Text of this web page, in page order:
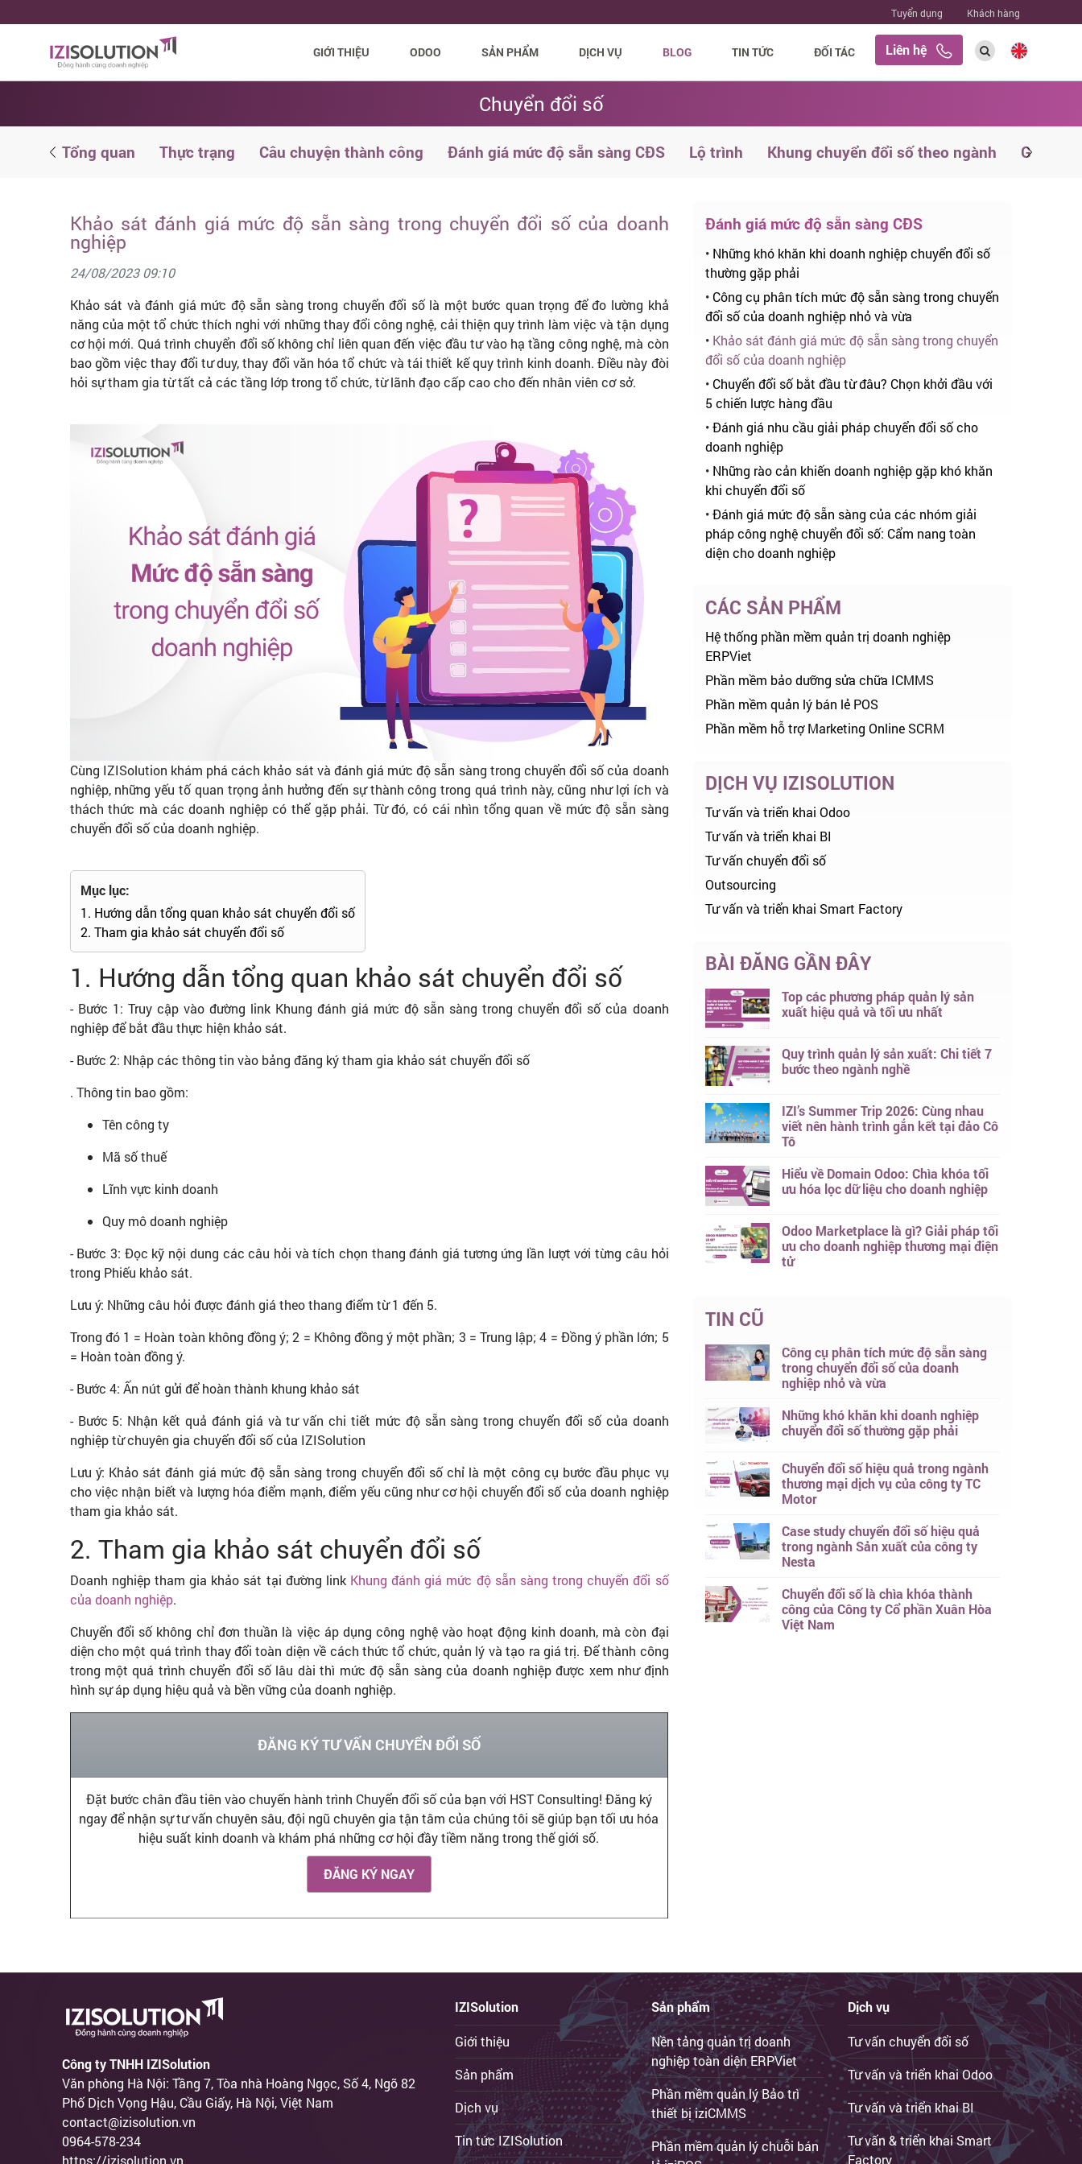
Tuyển dụng Khách hàng
GIỚI THIỆU ODOO SẢN PHẨM DỊCH VỤ BLOG TIN TỨC ĐỐI TÁC Liên hệ
Chuyển đổi số
Tổng quan Thực trạng Câu chuyện thành công Đánh giá mức độ sẵn sàng CĐS Lộ trình Khung chuyển đổi số theo ngành Giải
Khảo sát đánh giá mức độ sẵn sàng trong chuyển đổi số của doanh
nghiệp
24/08/2023 09:10
Khảo sát và đánh giá mức độ sẵn sàng trong chuyển đổi số là một bước quan trọng để đo lường khả
năng của một tổ chức thích nghi với những thay đổi công nghệ, cải thiện quy trình làm việc và tận dụng
cơ hội mới. Quá trình chuyển đổi số không chỉ liên quan đến việc đầu tư vào hạ tầng công nghệ, mà còn
bao gồm việc thay đổi tư duy, thay đổi văn hóa tổ chức và tái thiết kế quy trình kinh doanh. Điều này đòi
hỏi sự tham gia từ tất cả các tầng lớp trong tổ chức, từ lãnh đạo cấp cao cho đến nhân viên cơ sở.
Cùng IZISolution khám phá cách khảo sát và đánh giá mức độ sẵn sàng trong chuyển đổi số của doanh
nghiệp, những yếu tố quan trọng ảnh hưởng đến sự thành công trong quá trình này, cũng như lợi ích và
thách thức mà các doanh nghiệp có thể gặp phải. Từ đó, có cái nhìn tổng quan về mức độ sẵn sàng
chuyển đổi số của doanh nghiệp.
Mục lục:
1. Hướng dẫn tổng quan khảo sát chuyển đổi số
2. Tham gia khảo sát chuyển đổi số
1. Hướng dẫn tổng quan khảo sát chuyển đổi số
- Bước 1: Truy cập vào đường link Khung đánh giá mức độ sẵn sàng trong chuyển đổi số của doanh
nghiệp để bắt đầu thực hiện khảo sát.
- Bước 2: Nhập các thông tin vào bảng đăng ký tham gia khảo sát chuyển đổi số
. Thông tin bao gồm:
Tên công ty
Mã số thuế
Lĩnh vực kinh doanh
Quy mô doanh nghiệp
- Bước 3: Đọc kỹ nội dung các câu hỏi và tích chọn thang đánh giá tương ứng lần lượt với từng câu hỏi
trong Phiếu khảo sát.
Lưu ý: Những câu hỏi được đánh giá theo thang điểm từ 1 đến 5.
Trong đó 1 = Hoàn toàn không đồng ý; 2 = Không đồng ý một phần; 3 = Trung lập; 4 = Đồng ý phần lớn; 5
= Hoàn toàn đồng ý.
- Bước 4: Ấn nút gửi để hoàn thành khung khảo sát
- Bước 5: Nhận kết quả đánh giá và tư vấn chi tiết mức độ sẵn sàng trong chuyển đổi số của doanh
nghiệp từ chuyên gia chuyển đổi số của IZISolution
Lưu ý: Khảo sát đánh giá mức độ sẵn sàng trong chuyển đổi số chỉ là một công cụ bước đầu phục vụ
cho việc nhận biết và lượng hóa điểm mạnh, điểm yếu cũng như cơ hội chuyển đổi số của doanh nghiệp
tham gia khảo sát.
2. Tham gia khảo sát chuyển đổi số
Doanh nghiệp tham gia khảo sát tại đường link Khung đánh giá mức độ sẵn sàng trong chuyển đổi số
của doanh nghiệp.
Chuyển đổi số không chỉ đơn thuần là việc áp dụng công nghệ vào hoạt động kinh doanh, mà còn đại
diện cho một quá trình thay đổi toàn diện về cách thức tổ chức, quản lý và tạo ra giá trị. Để thành công
trong một quá trình chuyển đổi số lâu dài thì mức độ sẵn sàng của doanh nghiệp được xem như định
hình sự áp dụng hiệu quả và bền vững của doanh nghiệp.
ĐĂNG KÝ TƯ VẤN CHUYỂN ĐỔI SỐ
Đặt bước chân đầu tiên vào chuyến hành trình Chuyển đổi số của bạn với HST Consulting! Đăng ký
ngay để nhận sự tư vấn chuyên sâu, đội ngũ chuyên gia tận tâm của chúng tôi sẽ giúp bạn tối ưu hóa
hiệu suất kinh doanh và khám phá những cơ hội đầy tiềm năng trong thế giới số.
ĐĂNG KÝ NGAY
Đánh giá mức độ sẵn sàng CĐS
• Những khó khăn khi doanh nghiệp chuyển đổi số
thường gặp phải
• Công cụ phân tích mức độ sẵn sàng trong chuyển
đổi số của doanh nghiệp nhỏ và vừa
• Khảo sát đánh giá mức độ sẵn sàng trong chuyển
đổi số của doanh nghiệp
• Chuyển đổi số bắt đầu từ đâu? Chọn khởi đầu với
5 chiến lược hàng đầu
•Đánh giá nhu cầu giải pháp chuyển đổi số cho
doanh nghiệp
• Những rào cản khiến doanh nghiệp gặp khó khăn
khi chuyển đổi số
•Đánh giá mức độ sẵn sàng của các nhóm giải
pháp công nghệ chuyển đổi số: Cẩm nang toàn
diện cho doanh nghiệp
CÁC SẢN PHẨM
Hệ thống phần mềm quản trị doanh nghiệp
ERPViet
Phần mềm bảo dưỡng sửa chữa ICMMS
Phần mềm quản lý bán lẻ POS
Phần mềm hỗ trợ Marketing Online SCRM
DỊCH VỤ IZISOLUTION
Tư vấn và triển khai Odoo
Tư vấn và triển khai BI
Tư vấn chuyển đổi số
Outsourcing
Tư vấn và triển khai Smart Factory
BÀI ĐĂNG GẦN ĐÂY
Top các phương pháp quản lý sản
xuất hiệu quả và tối ưu nhất
Quy trình quản lý sản xuất: Chi tiết 7
bước theo ngành nghề
IZI’s Summer Trip 2026: Cùng nhau
viết nên hành trình gắn kết tại đảo Cô
Tô
Hiểu về Domain Odoo: Chìa khóa tối
ưu hóa lọc dữ liệu cho doanh nghiệp
Odoo Marketplace là gì? Giải pháp tối
ưu cho doanh nghiệp thương mại điện
tử
TIN CŨ
Công cụ phân tích mức độ sẵn sàng
trong chuyển đổi số của doanh
nghiệp nhỏ và vừa
Những khó khăn khi doanh nghiệp
chuyển đổi số thường gặp phải
Chuyển đổi số hiệu quả trong ngành
thương mại dịch vụ của công ty TC
Motor
Case study chuyển đổi số hiệu quả
trong ngành Sản xuất của công ty
Nesta
Chuyển đổi số là chìa khóa thành
công của Công ty Cổ phần Xuân Hòa
Việt Nam
Công ty TNHH IZISolution
Văn phòng Hà Nội: Tầng 7, Tòa nhà Hoàng Ngọc, Số 4, Ngõ 82
Phố Dịch Vọng Hậu, Cầu Giấy, Hà Nội, Việt Nam
contact@izisolution.vn
0964-578-234
IZISolution
Giới thiệu
Sản phẩm
Dịch vụ
Tin tức IZISolution
Sản phẩm
Nền tảng quản trị doanh
nghiệp toàn diện ERPViet
Phần mềm quản lý Bảo trì
thiết bị iziCMMS
Phần mềm quản lý chuỗi bán
Dịch vụ
Tư vấn chuyển đổi số
Tư vấn và triển khai Odoo
Tư vấn và triển khai BI
Tư vấn & triển khai Smart
Factory